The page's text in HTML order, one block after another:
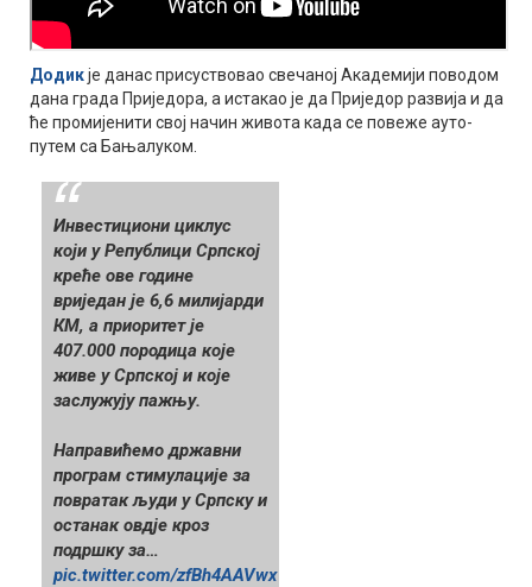
Додикје данас присуствовао свечаној Академији поводом
дана града Приједора, а истакао је да Приједор развија и да
ће промијенити свој начин живота када се повеже ауто-
путем са Бањалуком.
Инвестициони циклус
који у Републици Српској
креће ове године
вриједан је 6,6 милијарди
КМ, а приоритет је
407.000 породица које
живе у Српској и које
заслужују пажњу.
Направићемо државни
програм стимулације за
повратак људи у Српску и
останак овдје кроз
подршку за…
pic.twitter.com/zfBh4AAVwx